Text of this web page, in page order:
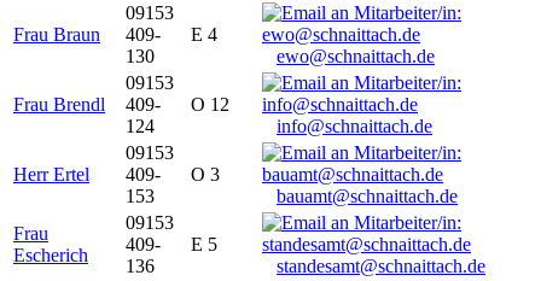
Frau Braun
09153
409-
130
E 4
ewo@schnaittach.de
Frau Brendl
09153
409-
124
O 12
info@schnaittach.de
Herr Ertel
09153
409-
153
O 3
bauamt@schnaittach.de
Frau
Escherich
09153
409-
136
E 5
standesamt@schnaittach.de